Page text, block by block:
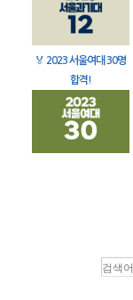
🏅 2023 서울여대 30명
합격!